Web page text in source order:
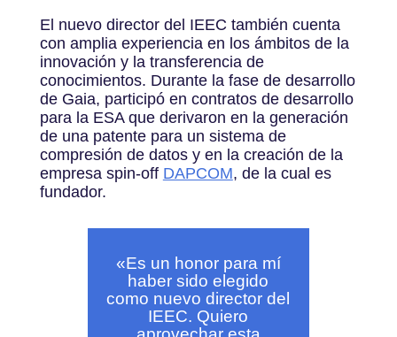
El nuevo director del IEEC también cuenta
con amplia experiencia en los ámbitos de la
innovación y la transferencia de
conocimientos. Durante la fase de desarrollo
de Gaia, participó en contratos de desarrollo
para la ESA que derivaron en la generación
de una patente para un sistema de
compresión de datos y en la creación de la
empresa spin-off DAPCOM, de la cual es
fundador.
«Es un honor para mí
haber sido elegido
como nuevo director del
IEEC. Quiero